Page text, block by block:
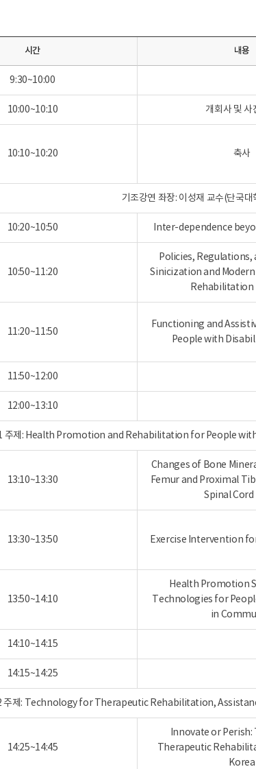
시간 내용
9:30~10:00
10:00~10:10 개회사 및 사
10:10~10:20 축사
기조강연 좌장: 이성재 교수(단국
10:20~10:50 Inter-dependence
10:50~11:20
Policies, Regulations,
Sinicization and
Rehabilitation
11:20~11:50
Functioning and
People with
11:50~12:00
12:00~13:10
주제: Health Promotion and Rehabilitation for People with
13:10~13:30
Changes of Bone
Femur and Proximal
Spinal
13:30~13:50 Exercise Intervention
13:50~14:10
Health Promotion
Technologies for
in
14:10~14:15
14:15~14:25
주제: Technology for Therapeutic Rehabilitation,
14:25~14:45
Innovate or
Therapeutic
Korea